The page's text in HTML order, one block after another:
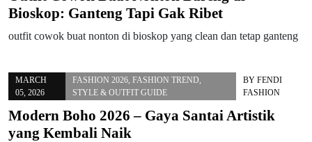
Bioskop: Ganteng Tapi Gak Ribet
outfit cowok buat nonton di bioskop yang clean dan tetap ganteng
MARCH
05, 2026
FASHION 2026 ,FASHION TREND
STYLE & OUTFIT GUIDE
BY FENDI
FASHION
Modern Boho 2026 – Gaya Santai Artistik
yang Kembali Naik